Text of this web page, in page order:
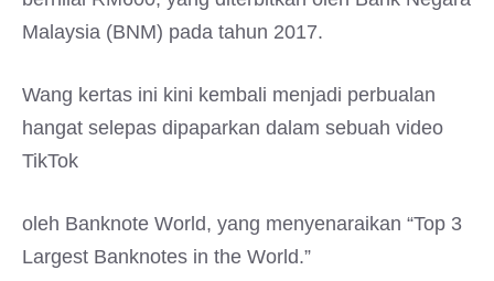
Malaysia (BNM) pada tahun 2017.
Wang kertas ini kini kembali menjadi perbualan
hangat selepas dipaparkan dalam sebuah video
TikTok
oleh Banknote World, yang menyenaraikan “Top 3
Largest Banknotes in the World.”